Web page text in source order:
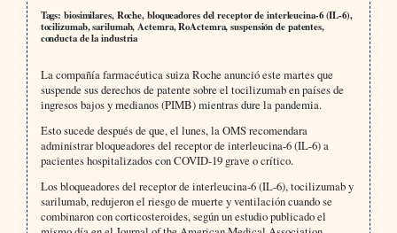
Tags: biosimilares, Roche, bloqueadores del receptor de interleucina-6 (IL-6),
tocilizumab, sarilumab, Actemra, RoActemra, suspensión de patentes,
conducta de la industria
La compañía farmacéutica suiza Roche anunció este martes que
suspende sus derechos de patente sobre el tocilizumab en países de
ingresos bajos y medianos (PIMB) mientras dure la pandemia.
Esto sucede después de que, el lunes, la OMS recomendara
administrar bloqueadores del receptor de interleucina-6 (IL-6) a
pacientes hospitalizados con COVID-19 grave o crítico.
Los bloqueadores del receptor de interleucina-6 (IL-6), tocilizumab y
sarilumab, redujeron el riesgo de muerte y ventilación cuando se
combinaron con corticosteroides, según un estudio publicado el